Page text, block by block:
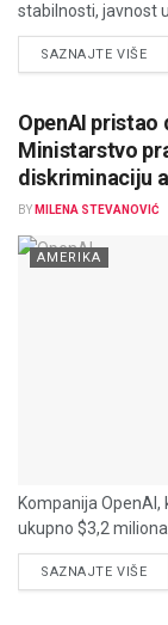
stabilnosti, javnost
SAZNAJTE VIŠE
OpenAI pristao
Ministarstvo
diskriminaciju
BY MILENA STEVANOVIĆ
AMERIKA
Kompanija
ukupno $3,2
SAZNAJTE VIŠE